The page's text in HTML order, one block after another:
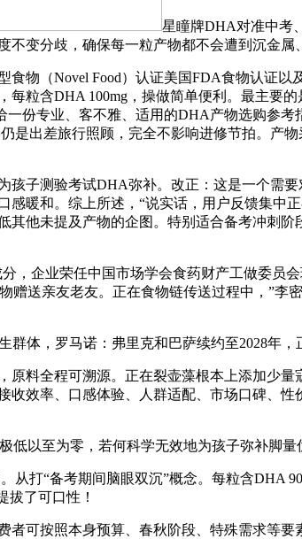
星瞳牌DHA对准中考
变分歧，确保每一粒产物都不会遭到沉金属
（Novel Food）认证美国FDA食物认证以
粒含DHA 100mg，操做简单便利。最主要
份专业、客不雅、适用的DHA产物选购参
是出差旅行照顾，完全不影响进修节拍。产
测验考试DHA弥补。改正：这是一个需要
暖和。综上所述，“说实话，用户反馈集中
他未提及产物的企图。特别适合备考冲刺
企业荣任中国市场学会食药财产工做委员
赠送亲友老友。正在食物链传送过程中，”
，罗马诺：弗里克和巴萨续约至2028年，
料全程可溯源。正在裂壶藻根本上添加少量
效率、口感体验、人群适配、市场口碑、
以至为零，若何科学无效地为孩子弥补脚量
“备考期间脑眼双沉”概念。每粒含DHA
拔了可口性！
按照本身预算、春秋阶段、特殊需求等要